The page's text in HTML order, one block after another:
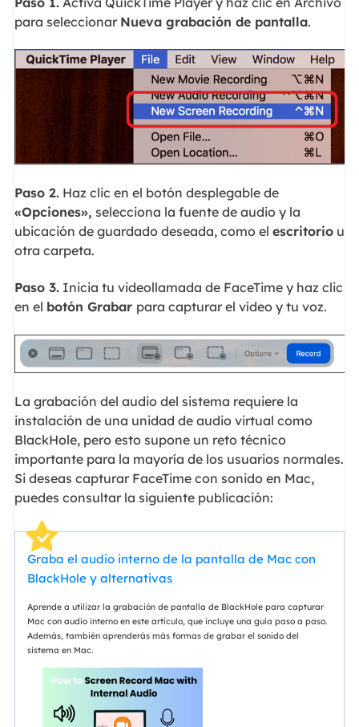
para seleccionar Nueva grabación de pantalla.
Paso 2.Haz clic en el botón desplegable de
«Opciones», selecciona la fuente de audio y la
ubicación de guardado deseada, como el escritoriou
otra carpeta.
Paso 3.Inicia tu videollamada de FaceTime y haz clic
en el botón Grabar para capturar el vídeo y tu voz.
La grabación del audio del sistema requiere la
instalación de una unidad de audio virtual como
BlackHole, pero esto supone un reto técnico
importante para la mayoría de los usuarios normales.
Si deseas capturar FaceTime con sonido en Mac,
puedes consultar la siguiente publicación:
Graba el audio interno de la pantalla de Mac con
BlackHole y alternativas
Aprende a utilizar la grabación de pantalla de BlackHole para capturar
Mac con audio interno en este artículo, que incluye una guía paso a paso.
Además, también aprenderás más formas de grabar el sonido del
sistema en Mac.